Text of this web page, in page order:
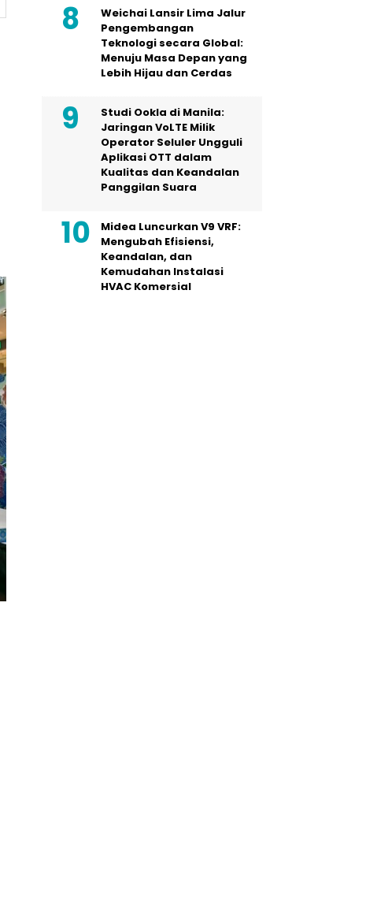
Weichai Lansir Lima Jalur
Pengembangan
Teknologi secara Global:
Menuju Masa Depan yang
Lebih Hijau dan Cerdas
Studi Ookla di Manila:
Jaringan VoLTE Milik
Operator Seluler Ungguli
Aplikasi OTT dalam
Kualitas dan Keandalan
Panggilan Suara
Midea Luncurkan V9 VRF:
Mengubah Efisiensi,
Keandalan, dan
Kemudahan Instalasi
HVAC Komersial